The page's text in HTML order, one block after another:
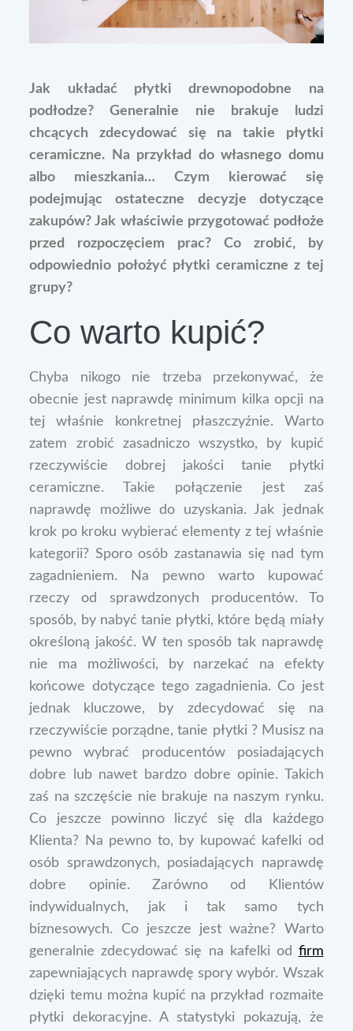
Jak układać płytki drewnopodobne na
podłodze? Generalnie nie brakuje ludzi
chcących zdecydować się na takie płytki
ceramiczne. Na przykład do własnego domu
albo mieszkania… Czym kierować się
podejmując ostateczne decyzje dotyczące
zakupów? Jak właściwie przygotować podłoże
przed rozpoczęciem prac? Co zrobić, by
odpowiednio położyć płytki ceramiczne z tej
grupy?
Co warto kupić?
Chyba nikogo nie trzeba przekonywać, że
obecnie jest naprawdę minimum kilka opcji na
tej właśnie konkretnej płaszczyźnie. Warto
zatem zrobić zasadniczo wszystko, by kupić
rzeczywiście dobrej jakości tanie płytki
ceramiczne. Takie połączenie jest zaś
naprawdę możliwe do uzyskania. Jak jednak
krok po kroku wybierać elementy z tej właśnie
kategorii? Sporo osób zastanawia się nad tym
zagadnieniem. Na pewno warto kupować
rzeczy od sprawdzonych producentów. To
sposób, by nabyć tanie płytki, które będą miały
określoną jakość. W ten sposób tak naprawdę
nie ma możliwości, by narzekać na efekty
końcowe dotyczące tego zagadnienia. Co jest
jednak kluczowe, by zdecydować się na
rzeczywiście porządne, tanie płytki ? Musisz na
pewno wybrać producentów posiadających
dobre lub nawet bardzo dobre opinie. Takich
zaś na szczęście nie brakuje na naszym rynku.
Co jeszcze powinno liczyć się dla każdego
Klienta? Na pewno to, by kupować kafelki od
osób sprawdzonych, posiadających naprawdę
dobre opinie. Zarówno od Klientów
indywidualnych, jak i tak samo tych
biznesowych. Co jeszcze jest ważne? Warto
generalnie zdecydować się na kafelki od firm
zapewniających naprawdę spory wybór. Wszak
dzięki temu można kupić na przykład rozmaite
płytki dekoracyjne. A statystyki pokazują, że